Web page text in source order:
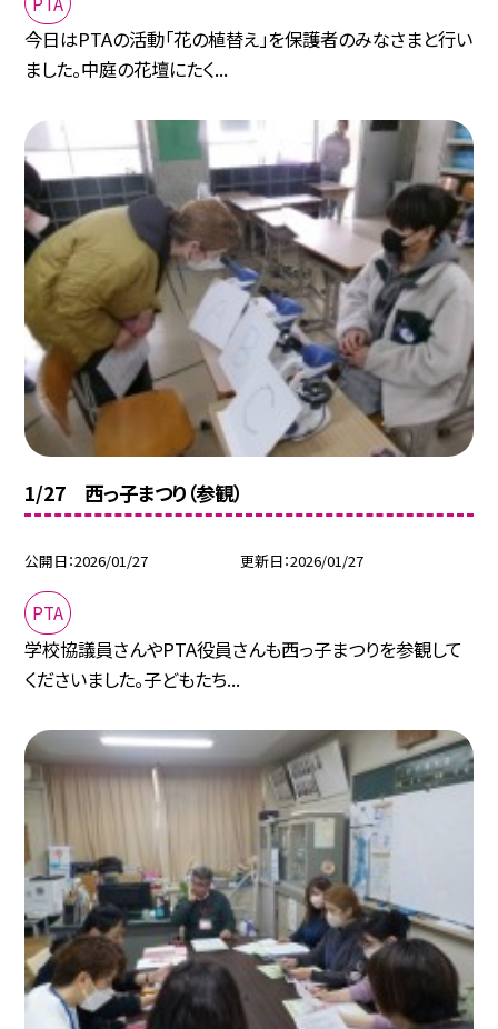
今日はPTAの活動「花の植替え」を保護者のみなさまと行い
ました。中庭の花壇にたく...
1/27 西っ子まつり（参観）
公開日 2026/01/27 更新日 2026/01/27
PTA
学校協議員さんやPTA役員さんも西っ子まつりを参観して
くださいました。子どもたち...